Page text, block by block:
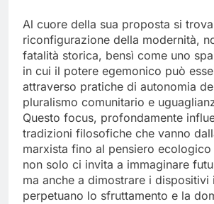
Al cuore della sua proposta si trova
riconfigurazione della modernità,
fatalità storica, bensì come uno
in cui il potere egemonico può
attraverso pratiche di autonomia
pluralismo comunitario e
Questo focus, profondamente
tradizioni filosofiche che vanno
marxista fino al pensiero ecologico
non solo ci invita a immaginare
ma anche a dimostrare i
perpetuano lo sfruttamento e la